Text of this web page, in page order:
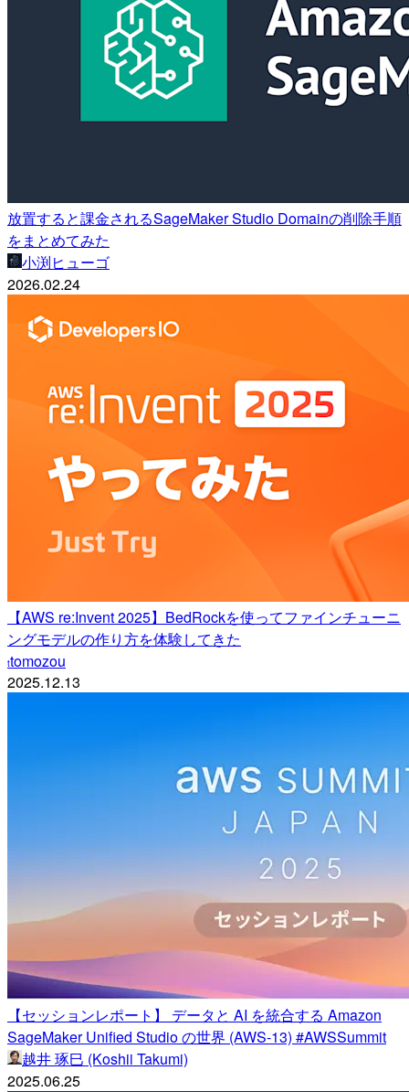
放置すると課金されるSageMaker Studio Domainの削除手順
をまとめてみた
小渕ヒューゴ
2026.02.24
【AWS re:Invent 2025】BedRockを使ってファインチューニ
ングモデルの作り方を体験してきた
ttomozou
2025.12.13
【セッションレポート】 データと AI を統合する Amazon
SageMaker Unified Studio の世界 (AWS-13) #AWSSummit
越井 琢巳 (Koshii Takumi)
2025.06.25